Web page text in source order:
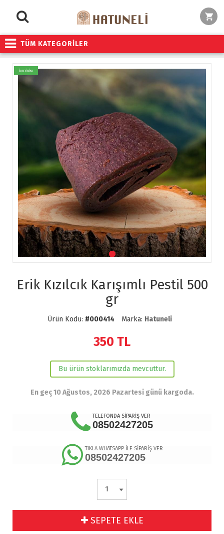
TÜM KATEGORİLER
İNDİRİM
Erik Kızılcık Karışımlı Pestil 500
gr
Ürün Kodu: #000414 Marka: Hatuneli
350 TL
Bu ürün stoklarımızda mevcuttur.
En geç 10 Ağustos, 2026 Pazartesi günü kargoda.
TELEFONDA SİPARİŞ VER
08502427205
TIKLA WHATSAPP İLE SİPARİŞ VER
08502427205
SEPETE EKLE